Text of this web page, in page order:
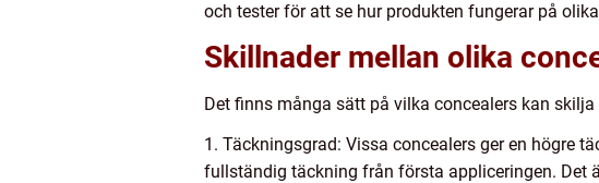
och tester för att se hur produkten fungerar på
Skillnader mellan olika
Det finns många sätt på vilka concealers kan
1. Täckningsgrad: Vissa concealers ger en högre
fullständig täckning från första appliceringen. Det